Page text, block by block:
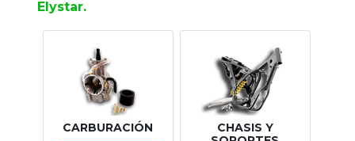
Campa
Motores
Nuevos
Elystar.
CARBURACIÓN
CHASIS Y